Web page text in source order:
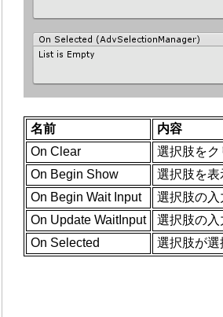
名前
内容
On Clear
選択肢をク
On Begin Show
選択肢を表
On Begin Wait Input
選択肢の入
On Update WaitInput
選択肢の入
On Selected
選択肢が選